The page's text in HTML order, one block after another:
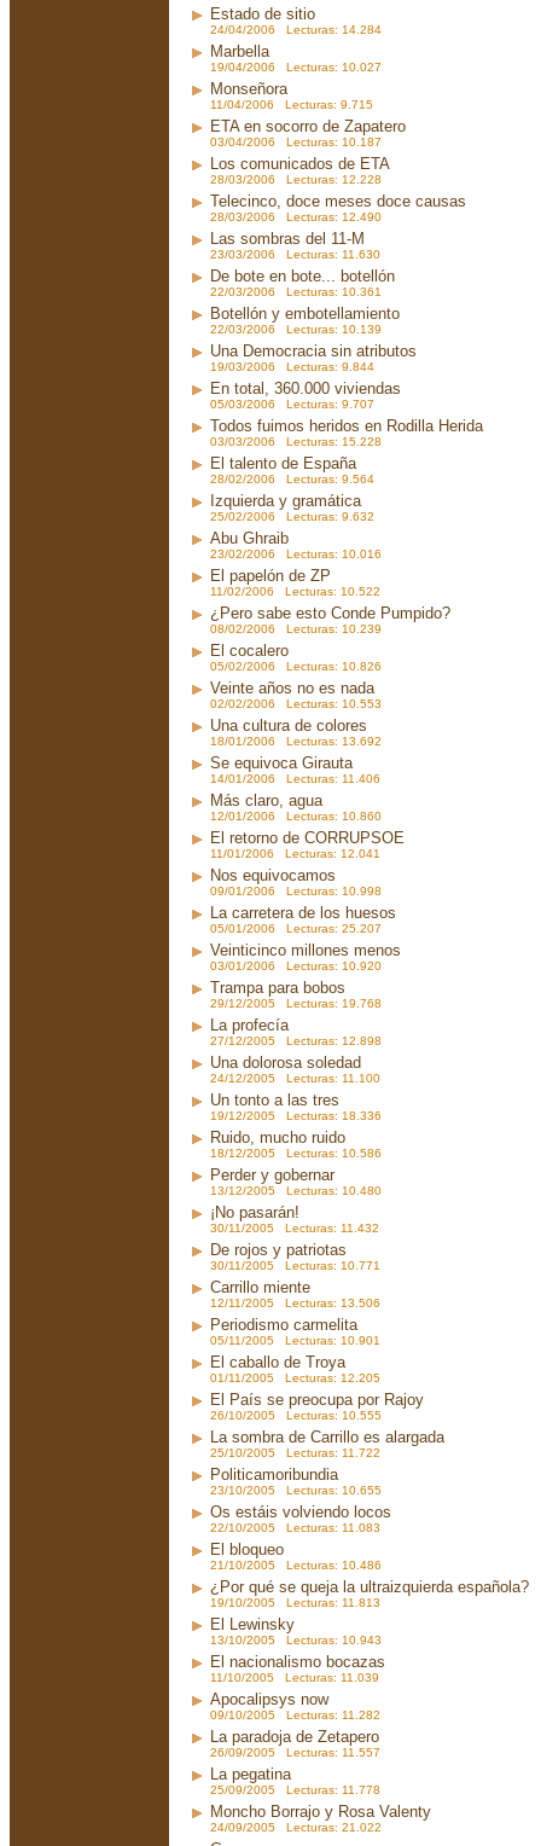
Estado de sitio
24/04/2006 Lecturas: 14.284
Marbella
19/04/2006 Lecturas: 10.027
Monseñora
11/04/2006 Lecturas: 9.715
ETA en socorro de Zapatero
03/04/2006 Lecturas: 10.187
Los comunicados de ETA
28/03/2006 Lecturas: 12.228
Telecinco, doce meses doce causas
28/03/2006 Lecturas: 12.490
Las sombras del 11-M
23/03/2006 Lecturas: 11.630
De bote en bote... botellón
22/03/2006 Lecturas: 10.361
Botellón y embotellamiento
22/03/2006 Lecturas: 10.139
Una Democracia sin atributos
19/03/2006 Lecturas: 9.844
En total, 360.000 viviendas
05/03/2006 Lecturas: 9.707
Todos fuimos heridos en Rodilla Herida
03/03/2006 Lecturas: 15.228
El talento de España
28/02/2006 Lecturas: 9.564
Izquierda y gramática
25/02/2006 Lecturas: 9.632
Abu Ghraib
23/02/2006 Lecturas: 10.016
El papelón de ZP
11/02/2006 Lecturas: 10.522
¿Pero sabe esto Conde Pumpido?
08/02/2006 Lecturas: 10.239
El cocalero
05/02/2006 Lecturas: 10.826
Veinte años no es nada
02/02/2006 Lecturas: 10.553
Una cultura de colores
18/01/2006 Lecturas: 13.692
Se equivoca Girauta
14/01/2006 Lecturas: 11.406
Más claro, agua
12/01/2006 Lecturas: 10.860
El retorno de CORRUPSOE
11/01/2006 Lecturas: 12.041
Nos equivocamos
09/01/2006 Lecturas: 10.998
La carretera de los huesos
05/01/2006 Lecturas: 25.207
Veinticinco millones menos
03/01/2006 Lecturas: 10.920
Trampa para bobos
29/12/2005 Lecturas: 19.768
La profecía
27/12/2005 Lecturas: 12.898
Una dolorosa soledad
24/12/2005 Lecturas: 11.100
Un tonto a las tres
19/12/2005 Lecturas: 18.336
Ruido, mucho ruido
18/12/2005 Lecturas: 10.586
Perder y gobernar
13/12/2005 Lecturas: 10.480
¡No pasarán!
30/11/2005 Lecturas: 11.432
De rojos y patriotas
30/11/2005 Lecturas: 10.771
Carrillo miente
12/11/2005 Lecturas: 13.506
Periodismo carmelita
05/11/2005 Lecturas: 10.901
El caballo de Troya
01/11/2005 Lecturas: 12.205
El País se preocupa por Rajoy
26/10/2005 Lecturas: 10.555
La sombra de Carrillo es alargada
25/10/2005 Lecturas: 11.722
Politicamoribundia
23/10/2005 Lecturas: 10.655
Os estáis volviendo locos
22/10/2005 Lecturas: 11.083
El bloqueo
21/10/2005 Lecturas: 10.486
¿Por qué se queja la ultraizquierda española?
19/10/2005 Lecturas: 11.813
El Lewinsky
13/10/2005 Lecturas: 10.943
El nacionalismo bocazas
11/10/2005 Lecturas: 11.039
Apocalipsys now
09/10/2005 Lecturas: 11.282
La paradoja de Zetapero
26/09/2005 Lecturas: 11.557
La pegatina
25/09/2005 Lecturas: 11.778
Moncho Borrajo y Rosa Valenty
24/09/2005 Lecturas: 21.022